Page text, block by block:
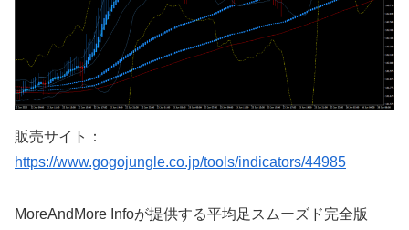
販売サイト：
https://www.gogojungle.co.jp/tools/indicators/44985
MoreAndMore Infoが提供する平均足スムーズド完全版